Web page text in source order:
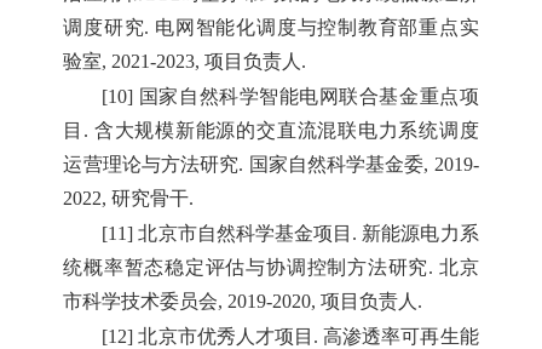
调度研究. 电网智能化调度与控制教育部重点实
验室, 2021-2023, 项目负责人.
[10] 国家自然科学智能电网联合基金重点项
目. 含大规模新能源的交直流混联电力系统调度
运营理论与方法研究. 国家自然科学基金委, 2019-
2022, 研究骨干.
[11] 北京市自然科学基金项目. 新能源电力系
统概率暂态稳定评估与协调控制方法研究. 北京
市科学技术委员会, 2019-2020, 项目负责人.
[12] 北京市优秀人才项目. 高渗透率可再生能